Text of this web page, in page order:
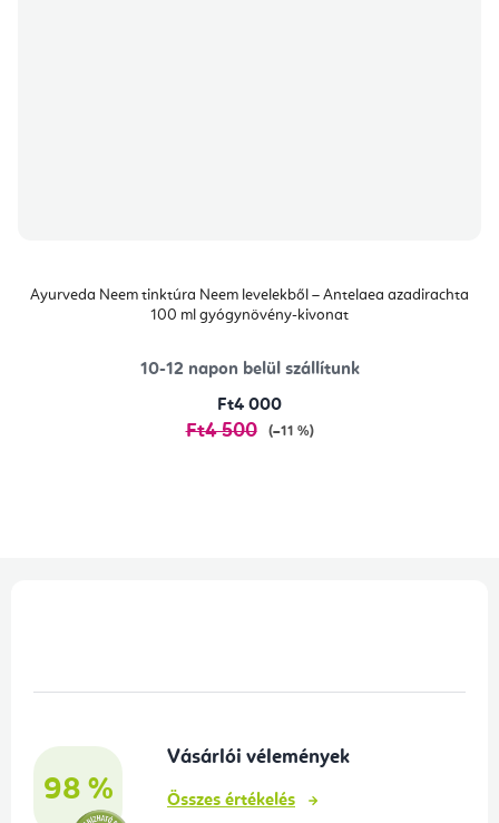
Ayurveda Neem tinktúra Neem levelekből – Antelaea azadirachta
100 ml gyógynövény-kivonat
10-12 napon belül szállítunk
Ft4 000
Ft4 500 (–11 %)
98 %
Vásárlói vélemények
Összes értékelés